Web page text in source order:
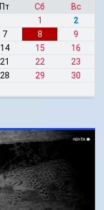
Пт Сб
Вс
1
2
7 8
9
14 15
16
21 22
23
28 29
30